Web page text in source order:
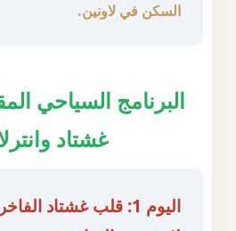
السكن في لاونين.
غشتاد
اليوم 1: قلب غشتاد